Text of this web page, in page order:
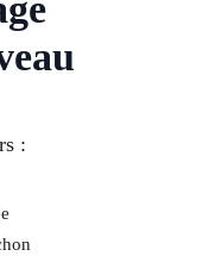
: